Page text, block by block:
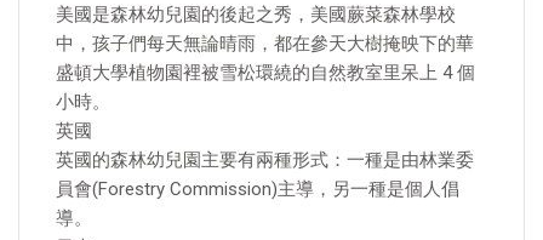
美國是森林幼兒園的後起之秀，美國蕨菜森林學校
中，孩子們每天無論晴雨，都在參天大樹掩映下的華
盛頓大學植物園裡被雪松環繞的自然教室里呆上 4 個
小時。
英國
英國的森林幼兒園主要有兩種形式：一種是由林業委
員會(Forestry Commission)主導，另一種是個人倡
導。